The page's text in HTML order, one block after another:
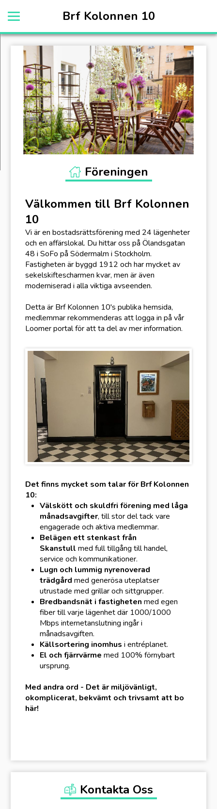
Brf Kolonnen 10
Logga In
Föreningen
Kontakta Oss
Dokument
Mäklare
Föreningen
Välkommen till Brf Kolonnen
10
Vi är en bostadsrättsförening med 24 lägenheter
och en affärslokal. Du hittar oss på Ölandsgatan
48 i SoFo på Södermalm i Stockholm.
Fastigheten är byggd 1912 och har mycket av
sekelskiftescharmen kvar, men är även
moderniserad i alla viktiga avseenden.
Detta är Brf Kolonnen 10's publika hemsida,
medlemmar rekommenderas att logga in på vår
Loomer portal för att ta del av mer information.
Det finns mycket som talar för Brf Kolonnen
10:
Välskött och skuldfri förening med låga
månadsavgifter, till stor del tack vare
engagerade och aktiva medlemmar.
Belägen ett stenkast från
Skanstullmed full tillgång till handel,
service och kommunikationer.
Lugn och lummig nyrenoverad
trädgårdmed generösa uteplatser
utrustade med grillar och sittgrupper.
Bredbandsnät i fastigheten med egen
fiber till varje lägenhet där 1000/1000
Mbps internetanslutning ingår i
månadsavgiften.
Källsortering inomhus i entréplanet.
El och fjärrvärmemed 100% förnybart
ursprung.
Med andra ord - Det är miljövänligt,
okomplicerat, bekvämt och trivsamt att bo
här!
Kontakta Oss